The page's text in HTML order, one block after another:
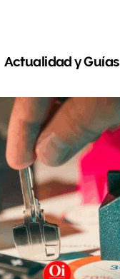
Actualidad y Guías